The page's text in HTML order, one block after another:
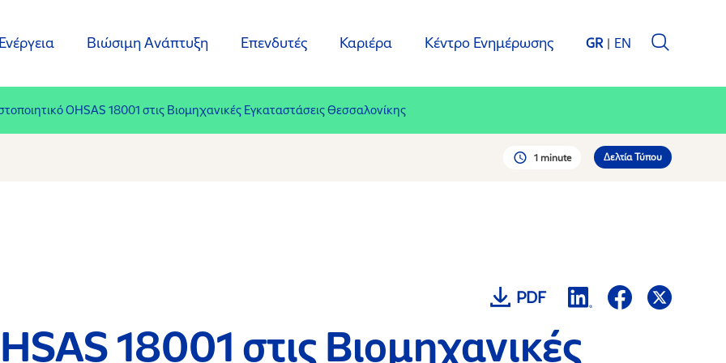
Ενέργεια Βιώσιμη Ανάπτυξη Επενδυτές Καριέρα Κέντρο Ενημέρωσης GR EN
OHSAS 18001 στις Βιομηχανικές Εγκαταστάσεις Θεσσαλονίκης
1 minute Δελτία Τύπου
PDF
18001 στις Βιομηχανικές